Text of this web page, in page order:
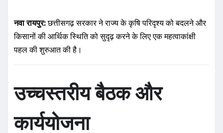
नवा रायपुर:छत्तीसगढ़ सरकार ने राज्य के कृषि परिदृश्य को बदलने और
किसानों की आर्थिक स्थिति को सुदृढ़ करने के लिए एक महत्वाकांक्षी
पहल की शुरुआत की है।
उच्चस्तरीय बैठक और
कार्ययोजना